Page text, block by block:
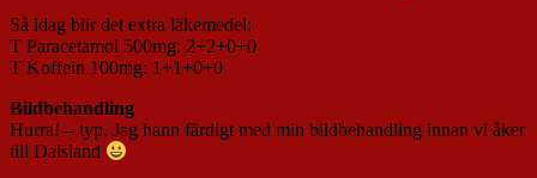
Så idag blir det extra läkemedel:
T Paracetamol 500mg: 2+2+0+0
T Koffein 100mg: 1+1+0+0
Bildbehandling
Hurra! – typ. Jag hann färdigt med min bildbehandling innan vi åker
till Dalsland